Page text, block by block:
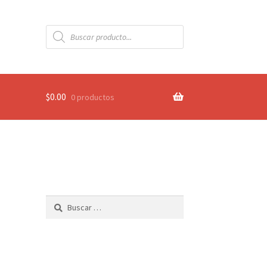
Búsqueda
de
productos
$0.00 0 productos
Buscar: